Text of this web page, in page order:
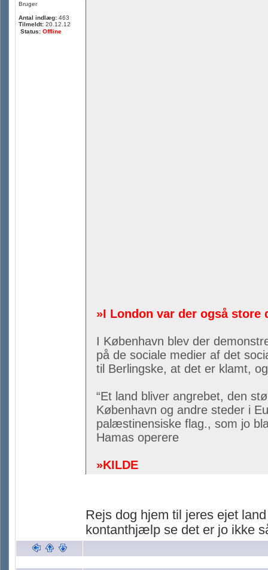
Bruger
Antal indlæg: 463
Tilmeldt: 20.12.12
Status: Offline
»I London var der også
I København blev der
på de sociale medier af det
til Berlingske, at det er klamt,
“Et land bliver angrebet, den
København og andre steder i
palæstinensiske flag., som jo
Hamas operere
»KILDE
Rejs dog hjem til jeres ejet
kontanthjælp se det er jo ikke